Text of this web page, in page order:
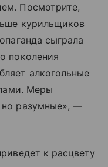
Посмотрите,
курильщиков
сыграла
поколения
алкогольные
Меры
но разумные», —
к расцвету